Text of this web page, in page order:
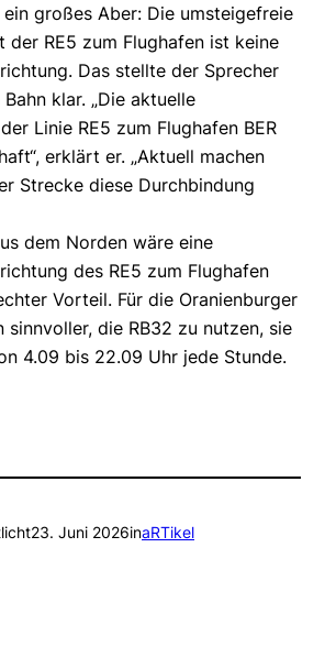
großes Aber: Die umsteigefreie
der RE5 zum Flughafen ist keine
Das stellte der Sprecher
klar. „Die aktuelle
Linie RE5 zum Flughafen BER
erklärt er. „Aktuell machen
Strecke diese Durchbindung
dem Norden wäre eine
des RE5 zum Flughafen
Vorteil. Für die Oranienburger
sinnvoller, die RB32 zu nutzen, sie
4.09 bis 22.09 Uhr jede Stunde.
23. Juni 2026inaRTikel